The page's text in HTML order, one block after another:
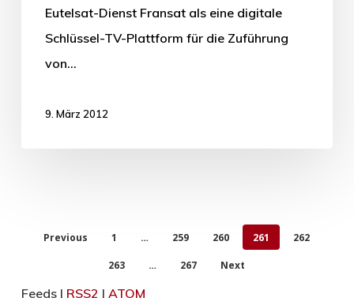
Eutelsat-Dienst Fransat als eine digitale
Schlüssel-TV-Plattform für die Zuführung
von…
9. März 2012
Previous 1 … 259 260 261 262
263 … 267 Next
Feeds | RSS2 | ATOM